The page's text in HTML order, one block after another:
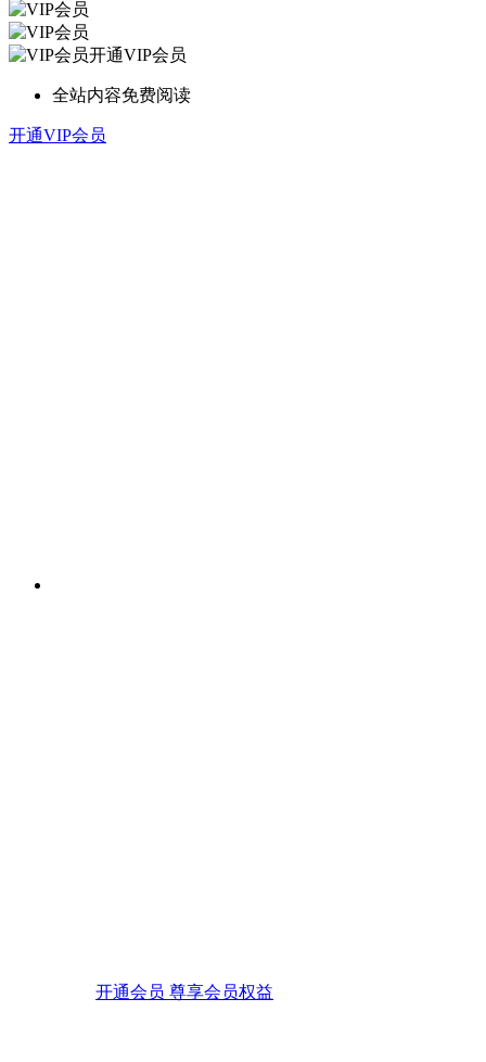
开通VIP会员
全站内容免费阅读
开通VIP会员
开通会员 尊享会员权益